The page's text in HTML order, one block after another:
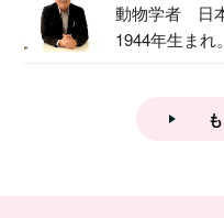
動物学者 日
1944年生まれ